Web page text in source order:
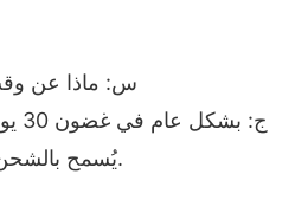
س: ماذا عن
ج:
يُسمح بالشحن الجزئي للطلب الكبير.